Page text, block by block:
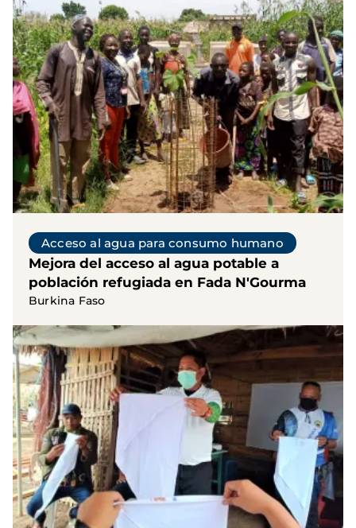
Acceso al agua para consumo humano
Mejora del acceso al agua potable a
población refugiada en Fada N'Gourma
Burkina Faso